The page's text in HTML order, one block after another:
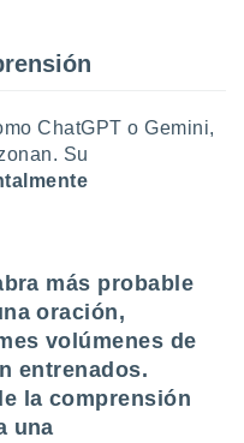
ChatGPT o Gemini,
Su
más probable
oración,
volúmenes de
entrenados.
la comprensión
una